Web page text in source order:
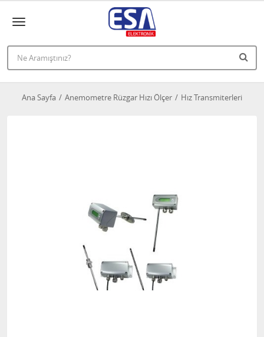
Ana Sayfa Anemometre Rüzgar Hızı Ölçer Hız Transmiterleri